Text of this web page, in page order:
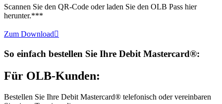
Scannen Sie den QR-Code oder laden Sie den OLB Pass hier
herunter.***
Zum Download
So einfach bestellen Sie Ihre Debit Mastercard®:
Für OLB-Kunden:
Bestellen Sie Ihre Debit Mastercard® telefonisch oder vereinbaren